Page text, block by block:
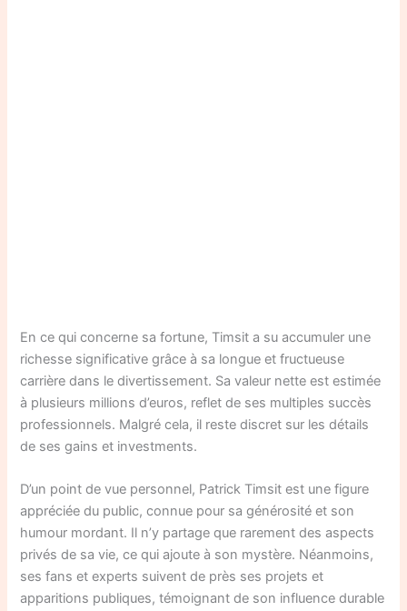
En ce qui concerne sa fortune, Timsit a su accumuler une
richesse significative grâce à sa longue et fructueuse
carrière dans le divertissement. Sa valeur nette est estimée
à plusieurs millions d’euros, reflet de ses multiples succès
professionnels. Malgré cela, il reste discret sur les détails
de ses gains et investments.
D’un point de vue personnel, Patrick Timsit est une figure
appréciée du public, connue pour sa générosité et son
humour mordant. Il n’y partage que rarement des aspects
privés de sa vie, ce qui ajoute à son mystère. Néanmoins,
ses fans et experts suivent de près ses projets et
apparitions publiques, témoignant de son influence durable